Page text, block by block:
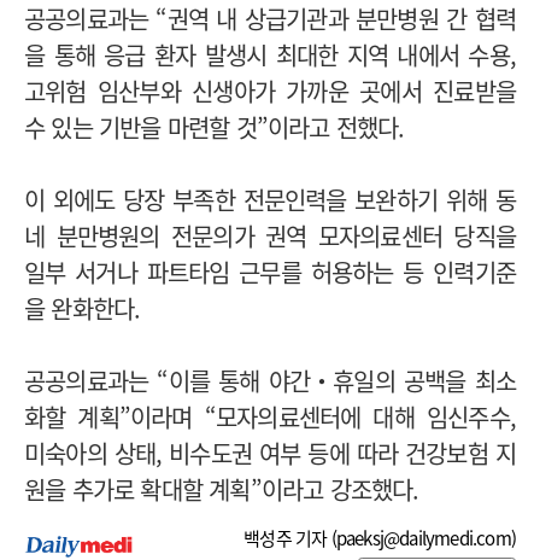
공공의료과는 “권역 내 상급기관과 분만병원 간 협력
을 통해 응급 환자 발생시 최대한 지역 내에서 수용,
고위험 임산부와 신생아가 가까운 곳에서 진료받을
수 있는 기반을 마련할 것”이라고 전했다.
이 외에도 당장 부족한 전문인력을 보완하기 위해 동
네 분만병원의 전문의가 권역 모자의료센터 당직을
일부 서거나 파트타임 근무를 허용하는 등 인력기준
을 완화한다.
공공의료과는 “이를 통해 야간‧휴일의 공백을 최소
화할 계획”이라며 “모자의료센터에 대해 임신주수,
미숙아의 상태, 비수도권 여부 등에 따라 건강보험 지
원을 추가로 확대할 계획”이라고 강조했다.
백성주 기자 (paeksj@dailymedi.com)